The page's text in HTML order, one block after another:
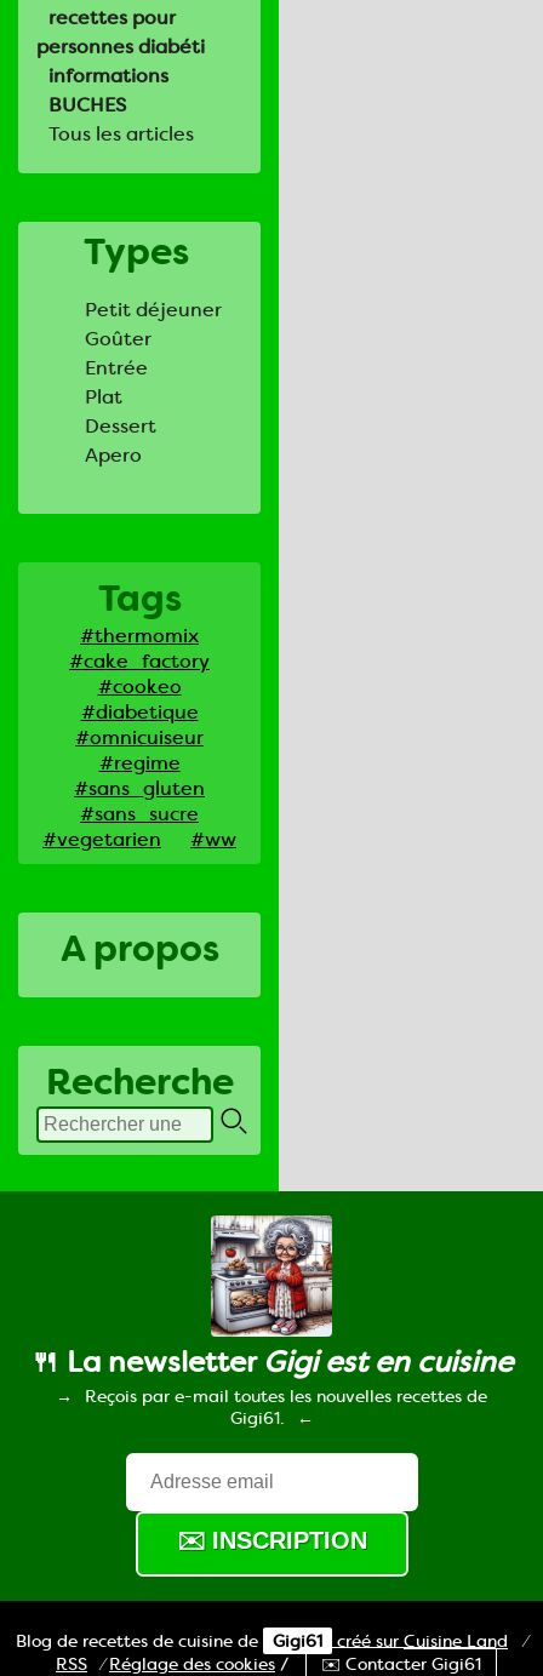
recettes pour
personnes diabéti
informations
BUCHES
Tous les articles
Types
Petit déjeuner
Goûter
Entrée
Plat
Dessert
Apero
Tags
#thermomix
#cake_factory
#cookeo
#diabetique
#omnicuiseur
#regime
#sans_gluten
#sans_sucre
#vegetarien
#ww
A propos
Recherche
🍴 La newsletter Gigi est en cuisine
Reçois par e-mail toutes les nouvelles recettes de
Gigi61.
Blog de recettes de cuisine de Gigi61 créé sur Cuisine Land
⁄
RSS ⁄Réglage des cookies / ✉️ Contacter Gigi61